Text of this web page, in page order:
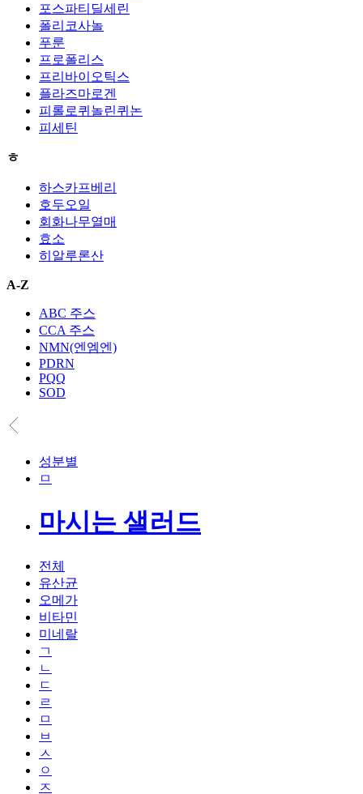
포스파티딜세린
폴리코사놀
푸룬
프로폴리스
프리바이오틱스
플라즈마로겐
피롤로퀴놀린퀴논
피세틴
ㅎ
하스카프베리
호두오일
회화나무열매
효소
히알루론산
A-Z
ABC 주스
CCA 주스
NMN(엔엠엔)
PDRN
PQQ
SOD
성분별
ㅁ
마시는 샐러드
전체
유산균
오메가
비타민
미네랄
ㄱ
ㄴ
ㄷ
ㄹ
ㅁ
ㅂ
ㅅ
ㅇ
ㅈ